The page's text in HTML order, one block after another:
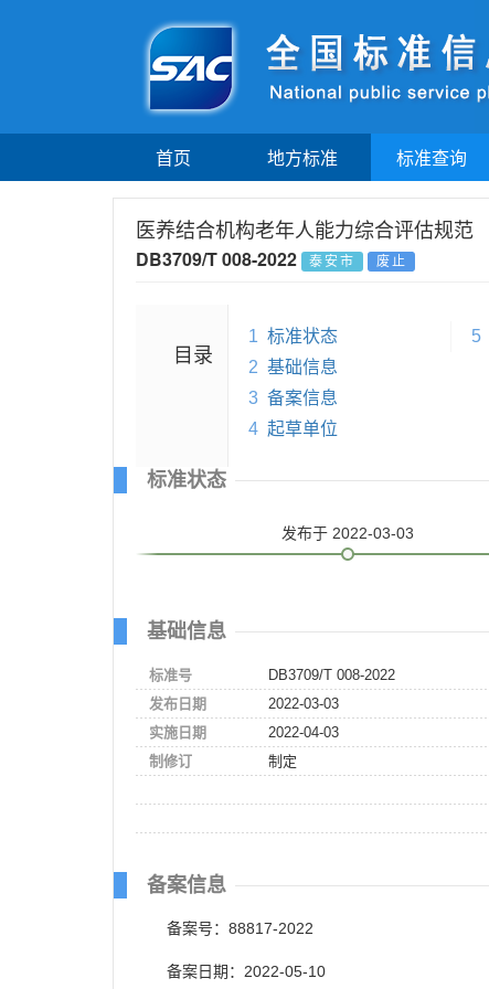
首页 地方标准 标准查询
医养结合机构老年人能力综合评估规范
DB3709/T 008-2022 泰安市 废止
目录
1 标准状态
2 基础信息
3 备案信息
4 起草单位
5
标准状态
发布于 2022-03-03
基础信息
标准号
DB3709/T 008-2022
发布日期
2022-03-03
实施日期
2022-04-03
制修订
制定
备案信息
备案号：88817-2022
备案日期：2022-05-10